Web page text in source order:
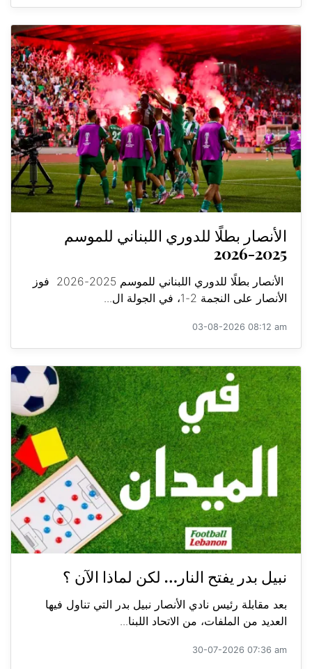
الأنصار بطلًا للدوري اللبناني للموسم
2025-2026
الأنصار بطلًا للدوري اللبناني للموسم 2025-2026 فوز
الأنصار على النجمة 2-1، في الجولة ال...
03-08-2026 08:12 am
نبيل بدر يفتح النار… لكن لماذا الآن ؟
بعد مقابلة رئيس نادي الأنصار نبيل بدر التي تناول فيها
العديد من الملفات، من الاتحاد اللبنا...
30-07-2026 07:36 am